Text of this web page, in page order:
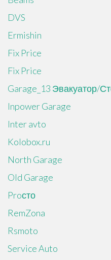
DVS
Ermishin
Fix Price
Fix Price
Garage_13 Эвакуатор/
Inpower Garage
Inter avto
Kolobox.ru
North Garage
Old Garage
Proсто
RemZona
Rsmoto
Service Auto